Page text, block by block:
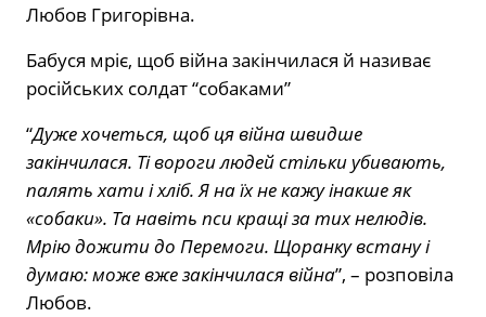
Любов Григорівна.
Бабуся мріє, щоб війна закінчилася й називає
російських солдат “собаками”
“Дуже хочеться, щоб ця війна швидше
закінчилася. Ті вороги людей стільки убивають,
палять хати і хліб. Я на їх не кажу інакше як
«собаки». Та навіть пси кращі за тих нелюдів.
Мрію дожити до Перемоги. Щоранку встану і
думаю: може вже закінчилася війна”, – розповіла
Любов.